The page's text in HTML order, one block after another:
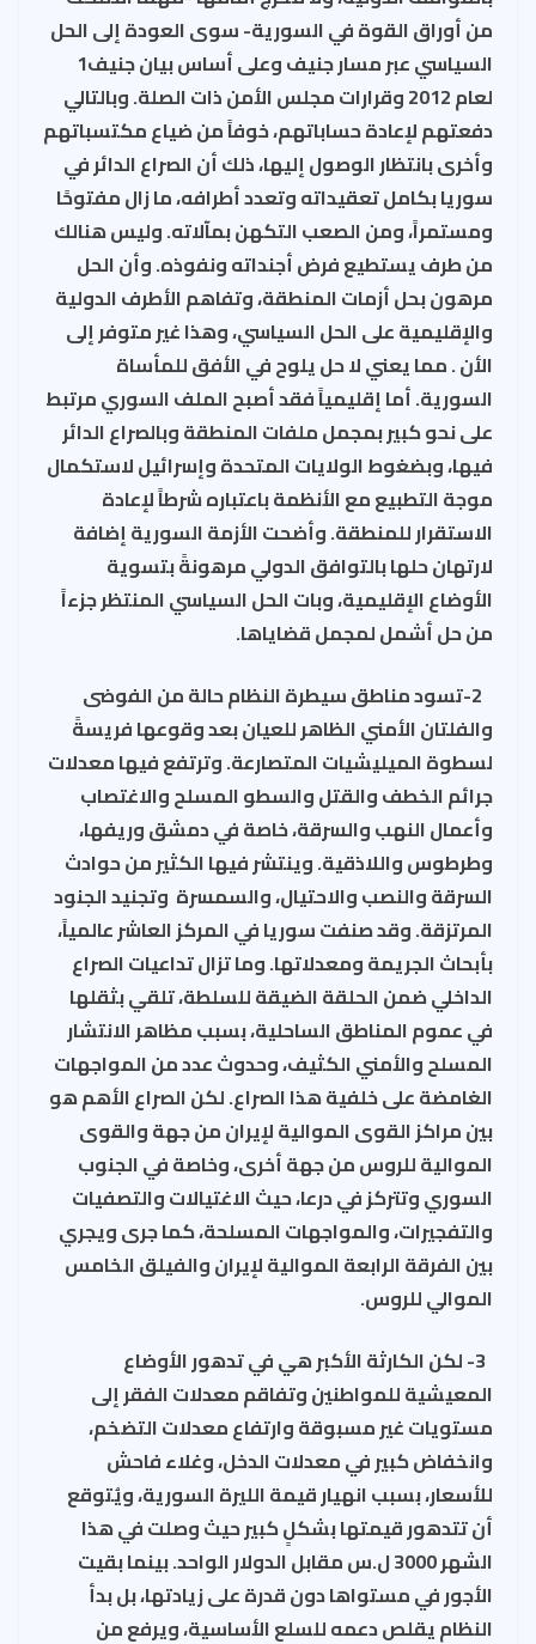
من أوراق القوة في السورية- سوى العودة إلى الحل
السياسي عبر مسار جنيف وعلى أساس بيان جنيف1
لعام 2012 وقرارات مجلس الأمن ذات الصلة. وبالتالي
دفعتهم لإعادة حساباتهم، خوفاً من ضياع مكتسباتهم
وأخرى بانتظار الوصول إليها، ذلك أن الصراع الدائر في
سوريا بكامل تعقيداته وتعدد أطرافه، ما زال مفتوحًا
ومستمراً، ومن الصعب التكهن بمآلاته. وليس هنالك
من طرف يستطيع فرض أجنداته ونفوذه. وأن الحل
مرهون بحل أزمات المنطقة، وتفاهم الأطرف الدولية
والإقليمية على الحل السياسي، وهذا غير متوفر إلى
الأن . مما يعني لا حل يلوح في الأفق للمأساة
السورية. أما إقليمياً فقد أصبح الملف السوري مرتبط
على نحو كبير بمجمل ملفات المنطقة وبالصراع الدائر
فيها، وبضغوط الولايات المتحدة وإسرائيل لاستكمال
موجة التطبيع مع الأنظمة باعتباره شرطاً لإعادة
الاستقرار للمنطقة. وأضحت الأزمة السورية إضافة
لارتهان حلها بالتوافق الدولي مرهونةً بتسوية
الأوضاع الإقليمية، وبات الحل السياسي المنتظر جزءاً
من حل أشمل لمجمل قضاياها.
2-تسود مناطق سيطرة النظام حالة من الفوضى
والفلتان الأمني الظاهر للعيان بعد وقوعها فريسةً
لسطوة الميليشيات المتصارعة. وترتفع فيها معدلات
جرائم الخطف والقتل والسطو المسلح والاغتصاب
وأعمال النهب والسرقة، خاصة في دمشق وريفها،
وطرطوس واللاذقية. وينتشر فيها الكثير من حوادث
السرقة والنصب والاحتيال، والسمسرة وتجنيد الجنود
المرتزقة. وقد صنفت سوريا في المركز العاشر عالمياً،
بأبحاث الجريمة ومعدلاتها. وما تزال تداعيات الصراع
الداخلي ضمن الحلقة الضيقة للسلطة، تلقي بثقلها
في عموم المناطق الساحلية، بسبب مظاهر الانتشار
المسلح والأمني الكثيف، وحدوث عدد من المواجهات
الغامضة على خلفية هذا الصراع. لكن الصراع الأهم هو
بين مراكز القوى الموالية لإيران من جهة والقوى
الموالية للروس من جهة أخرى، وخاصة في الجنوب
السوري وتتركز في درعا، حيث الاغتيالات والتصفيات
والتفجيرات، والمواجهات المسلحة، كما جرى ويجري
بين الفرقة الرابعة الموالية لإيران والفيلق الخامس
الموالي للروس.
3- لكن الكارثة الأكبر هي في تدهور الأوضاع
المعيشية للمواطنين وتفاقم معدلات الفقر إلى
مستويات غير مسبوقة وارتفاع معدلات التضخم،
وانخفاض كبير في معدلات الدخل، وغلاء فاحش
للأسعار، بسبب انهيار قيمة الليرة السورية، ويُتوقع
أن تتدهور قيمتها بشكلٍ كبير حيث وصلت في هذا
الشهر 3000 ل.س مقابل الدولار الواحد. بينما بقيت
الأجور في مستواها دون قدرة على زيادتها، بل بدأ
النظام يقلص دعمه للسلع الأساسية، ويرفع من